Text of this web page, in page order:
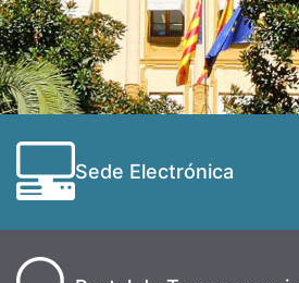
Sede Electrónica